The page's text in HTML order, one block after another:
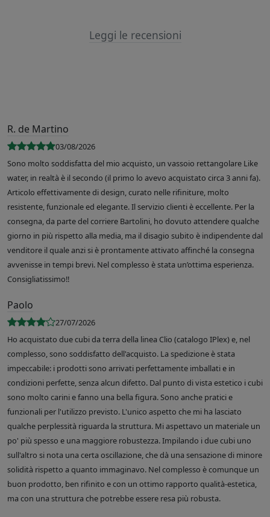
Leggi le recensioni
R. de Martino
03/08/2026
Sono molto soddisfatta del mio acquisto, un vassoio rettangolare Like
water, in realtà è il secondo (il primo lo avevo acquistato circa 3 anni fa).
Articolo effettivamente di design, curato nelle rifiniture, molto
resistente, funzionale ed elegante. Il servizio clienti è eccellente. Per la
consegna, da parte del corriere Bartolini, ho dovuto attendere qualche
giorno in più rispetto alla media, ma il disagio subito è indipendente dal
venditore il quale anzi si è prontamente attivato affinché la consegna
avvenisse in tempi brevi. Nel complesso è stata un’ottima esperienza.
Consigliatissimo!!
Paolo
27/07/2026
Ho acquistato due cubi da terra della linea Clio (catalogo IPlex) e, nel
complesso, sono soddisfatto dell'acquisto. La spedizione è stata
impeccabile: i prodotti sono arrivati perfettamente imballati e in
condizioni perfette, senza alcun difetto. Dal punto di vista estetico i cubi
sono molto carini e fanno una bella figura. Sono anche pratici e
funzionali per l'utilizzo previsto. L'unico aspetto che mi ha lasciato
qualche perplessità riguarda la struttura. Mi aspettavo un materiale un
po' più spesso e una maggiore robustezza. Impilando i due cubi uno
sull'altro si nota una certa oscillazione, che dà una sensazione di minore
solidità rispetto a quanto immaginavo. Nel complesso è comunque un
buon prodotto, ben rifinito e con un ottimo rapporto qualità-estetica,
ma con una struttura che potrebbe essere resa più robusta.